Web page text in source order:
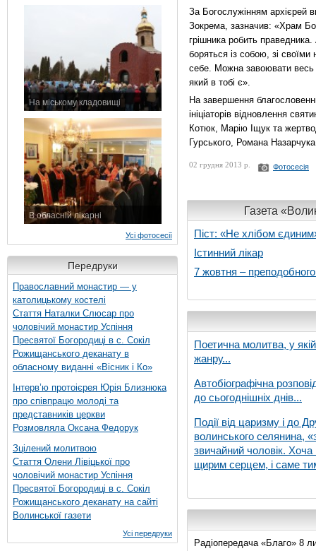
На міському кладовищі
В обласній лікарні
Усі фотосесії
Передруки
Православний монастир — у
католицькому костелі
Стаття Наталки Слюсар про
чоловічий монастир Успіння
Пресвятої Богородиці в с. Сокіл
Рожищанського деканату в
обласному виданні «Вісник і Ко»
Інтерв’ю протоієрея Юрія Близнюка
про співпрацю молоді та
представників церкви
Розмовляла Оксана Федорук
Зцілений молитвою
Стаття Олени Лівіцької про
чоловічий монастир Успіння
Пресвятої Богородиці в с. Сокіл
Рожищанського деканату на сайті
Волинської газети
Усі передруки
За Богослужінням архієрей
Зокрема, зазначив: «Храм
грішника робить праведника.
боряться із собою, зі
себе. Можна завоювати весь
який в тобі є».
На завершення
ініціаторів відновлення
Котюк, Марію Іщук та
Гурського, Романа
02 грудня 2013 р. Фотосесія
Газета
Піст: «Не хлібом
Істинний лікар
7 жовтня –
Поетична молитва, у
жанру...
Автобіографічна
до сьогоднішніх днів...
Події від царизму і до
волинського селянина,
звичайний чоловік. Хоча
щирим серцем, і саме
Радіопередача «Благо» 8